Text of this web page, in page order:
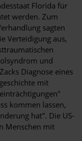
Florida für
werden. Zum
sagten
Verteidigung aus,
und
Diagnose eines
mit
kommen lassen,
hat". Die US-
Menschen mit